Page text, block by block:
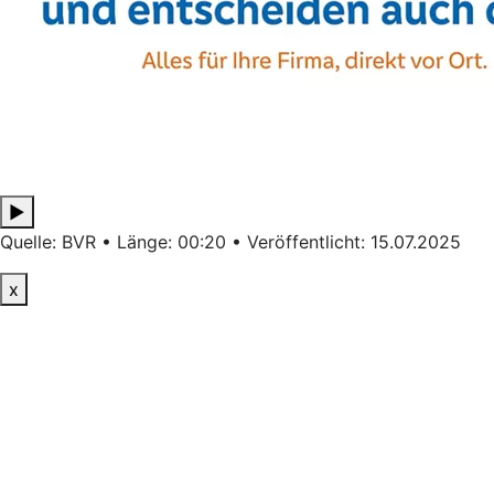
▶
Quelle: BVR • Länge: 00:20 • Veröffentlicht: 15.07.2025
x